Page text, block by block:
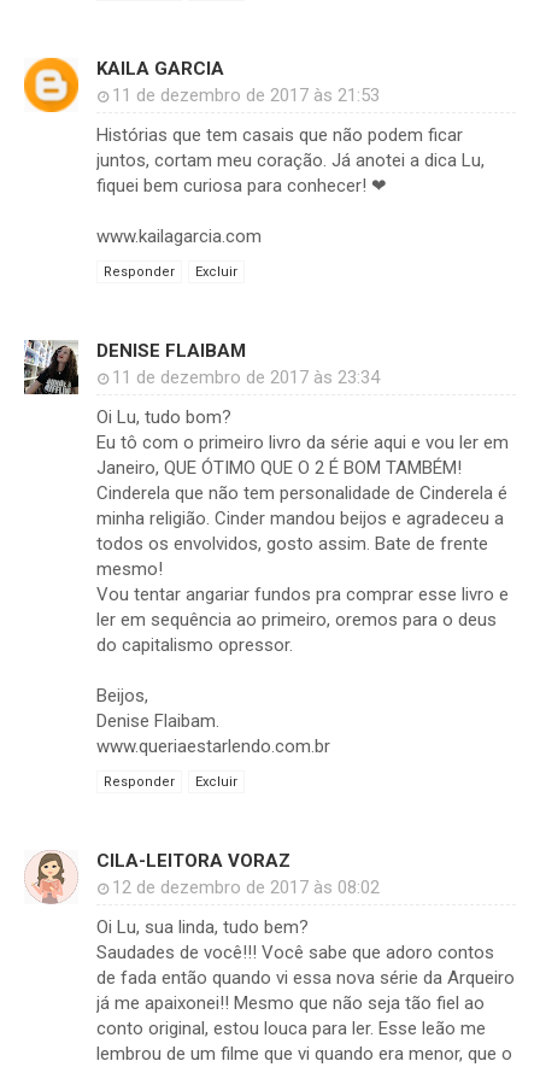
KAILA GARCIA
11 de dezembro de 2017 às 21:53
Histórias que tem casais que não podem ficar
juntos, cortam meu coração. Já anotei a dica Lu,
fiquei bem curiosa para conhecer! ❤
www.kailagarcia.com
Responder Excluir
DENISE FLAIBAM
11 de dezembro de 2017 às 23:34
Oi Lu, tudo bom?
Eu tô com o primeiro livro da série aqui e vou ler em
Janeiro, QUE ÓTIMO QUE O 2 É BOM TAMBÉM!
Cinderela que não tem personalidade de Cinderela é
minha religião. Cinder mandou beijos e agradeceu a
todos os envolvidos, gosto assim. Bate de frente
mesmo!
Vou tentar angariar fundos pra comprar esse livro e
ler em sequência ao primeiro, oremos para o deus
do capitalismo opressor.
Beijos,
Denise Flaibam.
www.queriaestarlendo.com.br
Responder Excluir
CILA-LEITORA VORAZ
12 de dezembro de 2017 às 08:02
Oi Lu, sua linda, tudo bem?
Saudades de você!!! Você sabe que adoro contos
de fada então quando vi essa nova série da Arqueiro
já me apaixonei!! Mesmo que não seja tão fiel ao
conto original, estou louca para ler. Esse leão me
lembrou de um filme que vi quando era menor, que o